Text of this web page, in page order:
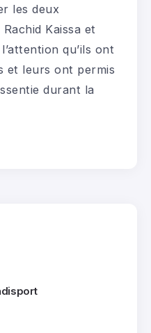
les deux
Kaissa et
qu’ils ont
et leurs ont permis
durant la